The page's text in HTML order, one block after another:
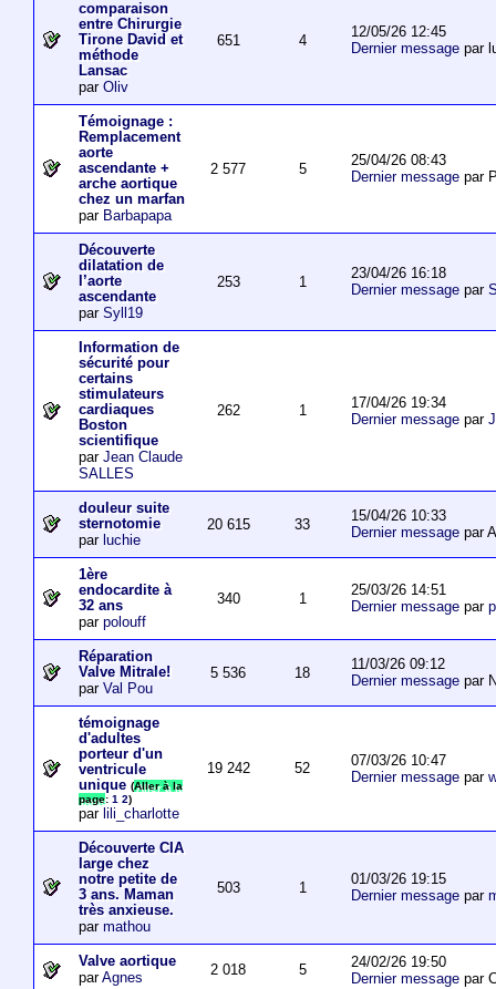
comparaison
entre Chirurgie
Tirone David et
méthode
Lansac
par Oliv
651 4
12/05/26 12:45
Dernier messagepar
Témoignage :
Remplacement
aorte
ascendante +
arche aortique
chez un marfan
par Barbapapa
2 577 5
25/04/26 08:43
Dernier messagepar
Découverte
dilatation de
l’aorte
ascendante
par Syll19
253 1
23/04/26 16:18
Dernier messagepar
Information de
sécurité pour
certains
stimulateurs
cardiaques
Boston
scientifique
par Jean Claude
SALLES
262 1
17/04/26 19:34
Dernier messagepar
douleur suite
sternotomie
par luchie
20 615 33
15/04/26 10:33
Dernier messagepar
1ère
endocardite à
32 ans
par polouff
340 1
25/03/26 14:51
Dernier messagepar
Réparation
Valve Mitrale!
par Val Pou
5 536 18
11/03/26 09:12
Dernier messagepar
témoignage
d'adultes
porteur d'un
ventricule
unique (Aller à la
page: 1 2)
par lili_charlotte
19 242 52
07/03/26 10:47
Dernier messagepar
Découverte CIA
large chez
notre petite de
3 ans. Maman
très anxieuse.
par mathou
503 1
01/03/26 19:15
Dernier messagepar
Valve aortique
parAgnes 2 018 5
24/02/26 19:50
Dernier messagepar